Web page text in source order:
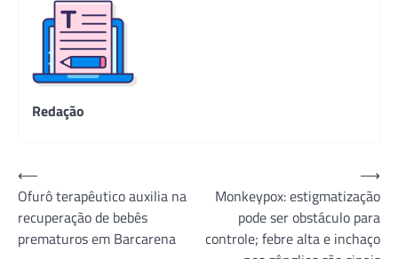
Redação
Navegação
de
Post
⟵
Ofurô terapêutico auxilia na
recuperação de bebês
prematuros em Barcarena
Monkeypox: estigmatização
pode ser obstáculo para
controle; febre alta e inchaço
⟶